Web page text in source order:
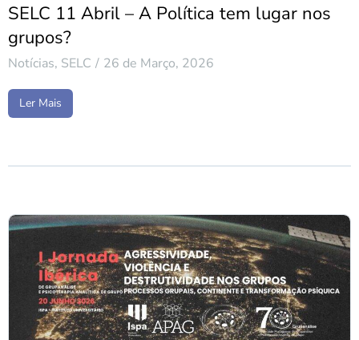
SELC 11 Abril – A Política tem lugar nos
grupos?
Notícias, SELC 26 de Março, 2026
Ler Mais